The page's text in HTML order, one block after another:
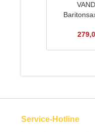
Service-Hotline